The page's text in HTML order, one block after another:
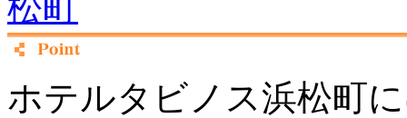
ホテルタビノス浜松町